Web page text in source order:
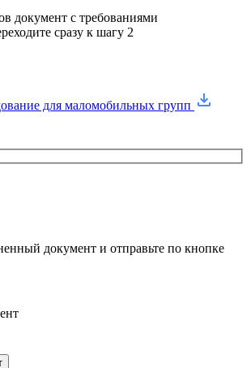
документ с требованиями
сразу к шагу 2
для маломобильных групп
документ и отправьте по кнопке